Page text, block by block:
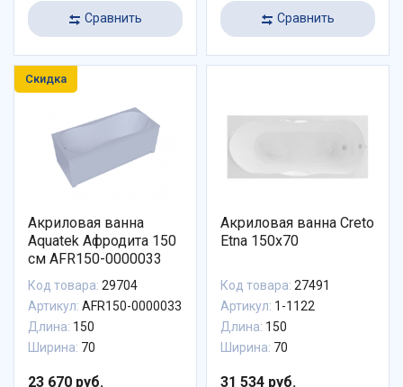
Сравнить Сравнить
Скидка
Акриловая ванна
Aquatek Афродита 150
см AFR150-0000033
Код товара: 29704
Артикул: AFR150-0000033
Длина: 150
Ширина: 70
23 670 руб.
Акриловая ванна Creto
Etna 150x70
Код товара: 27491
Артикул: 1-1122
Длина: 150
Ширина: 70
31 534 руб.